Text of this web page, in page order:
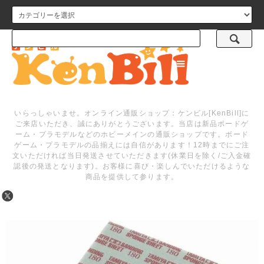
メニュー
いらっしゃいませ。オンライン通販ショップ：ケンビル[KenBill]に
ご来店いただき、誠にありがとうございます。当店は新品ボードゲ
ーム・プラモデルなどのホビーメインの通販ショップです。ボード
ゲーム・プラモデルの品揃えには自信があります！12時までにご注
文いただければ当日発送させていただきます(休業日を除く/ご入金確
認後の発送となります)。お客様に喜び・楽しんでいただけるような
商品を提供して参ります。